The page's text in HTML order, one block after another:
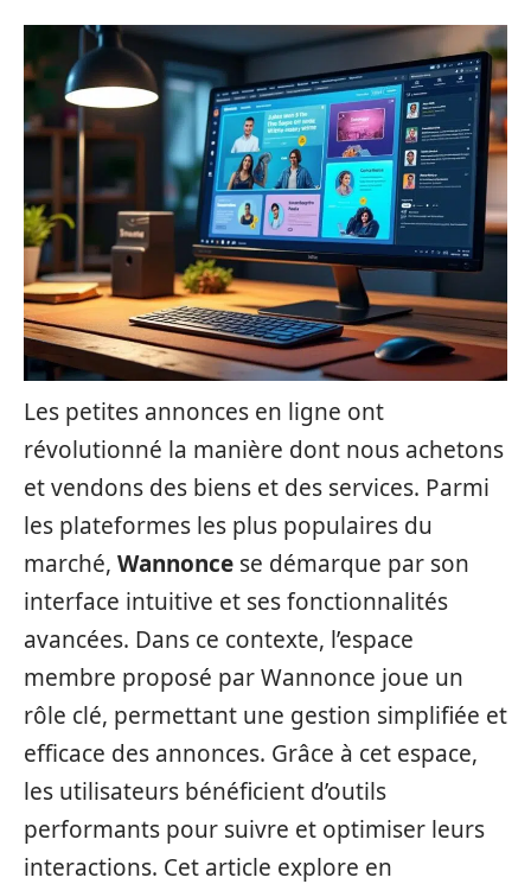
Les petites annonces en ligne ont
révolutionné la manière dont nous achetons
et vendons des biens et des services. Parmi
les plateformes les plus populaires du
marché, Wannonce se démarque par son
interface intuitive et ses fonctionnalités
avancées. Dans ce contexte, l’espace
membre proposé par Wannonce joue un
rôle clé, permettant une gestion simplifiée et
efficace des annonces. Grâce à cet espace,
les utilisateurs bénéficient d’outils
performants pour suivre et optimiser leurs
interactions. Cet article explore en